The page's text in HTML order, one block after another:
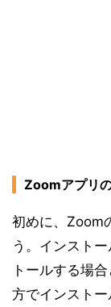
Zoomアプリ
初めに、Zoom
う。インスト
トールする場
方でインストー